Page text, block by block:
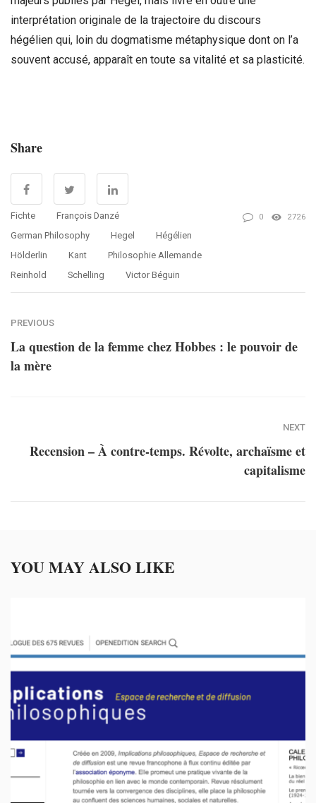
interprétation originale de la trajectoire du discours
hégélien qui, loin du dogmatisme métaphysique dont on l’a
souvent accusé, apparaît en toute sa vitalité et sa plasticité.
Share
Fichte
François Danzé
German Philosophy
Hegel
Hégélien
Hölderlin
Kant
Philosophie Allemande
Reinhold
Schelling Victor Béguin
0 2726
PREVIOUS
La question de la femme chez Hobbes : le pouvoir de
la mère
NEXT
Recension – À contre-temps. Révolte, archaïsme et
capitalisme
YOU MAY ALSO LIKE